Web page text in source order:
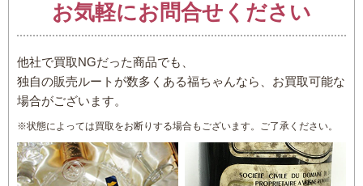
お気軽にお問合せください
他社で買取NGだった商品でも、
独自の販売ルートが数多くある福ちゃんなら、お買取可能な
場合がございます。
※状態によっては買取をお断りする場合もございます。ご了承ください。